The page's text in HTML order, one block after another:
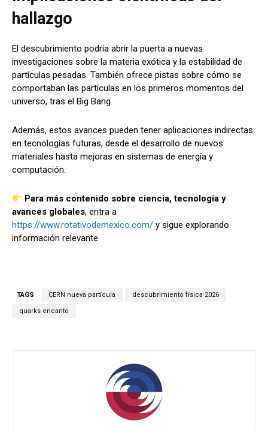
hallazgo
El descubrimiento podría abrir la puerta a nuevas
investigaciones sobre la materia exótica y la estabilidad de
partículas pesadas. También ofrece pistas sobre cómo se
comportaban las partículas en los primeros momentos del
universo, tras el Big Bang.
Además, estos avances pueden tener aplicaciones indirectas
en tecnologías futuras, desde el desarrollo de nuevos
materiales hasta mejoras en sistemas de energía y
computación.
Para más contenido sobre ciencia, tecnología y
avances globales, entra a
https://www.rotativodemexico.com/ y sigue explorando
información relevante.
TAGS CERN nueva partícula descubrimiento física 2026
quarks encanto